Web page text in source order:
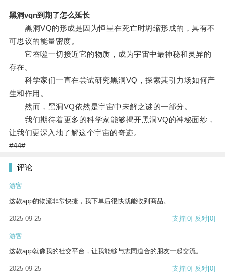
黑洞vqn到期了怎么延长
黑洞VQ的形成是因为恒星在死亡时坍缩形成的，具有不
可思议的能量密度。
它吞噬一切接近它的物质，成为宇宙中最神秘和灵异的
存在。
科学家们一直在尝试研究黑洞VQ，探索其引力场如何产
生和作用。
然而，黑洞VQ依然是宇宙中未解之谜的一部分。
我们期待着更多的科学家能够揭开黑洞VQ的神秘面纱，
让我们更深入地了解这个宇宙的奇迹。
#44#
评论
游客
这款app的物流非常快捷，我下单后很快就能收到商品。
2025-09-25 支持[0] 反对[0]
游客
这款app就像我的社交平台，让我能够与志同道合的朋友一起交流。
2025-09-25 支持[0] 反对[0]